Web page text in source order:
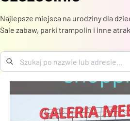
Najlepsze miejsca na urodziny dla
Sale zabaw, parki trampolin i inne